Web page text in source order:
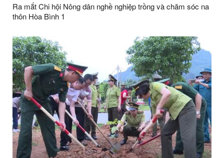
Ra mắt Chi hội Nông dân nghề nghiệp trồng và chăm sóc na
thôn Hòa Bình 1